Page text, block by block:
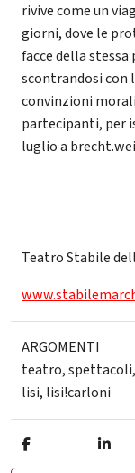
rivive come un
giorni, dove le
facce della
scontrandosi con
convinzioni
partecipanti, per
luglio a
Teatro Stabile
ARGOMENTI
teatro,spettacoli,
lisi, lisi!carloni